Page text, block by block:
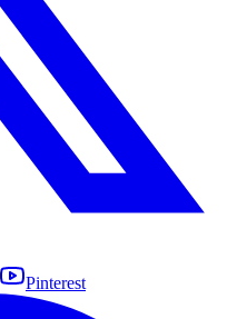
Pinterest